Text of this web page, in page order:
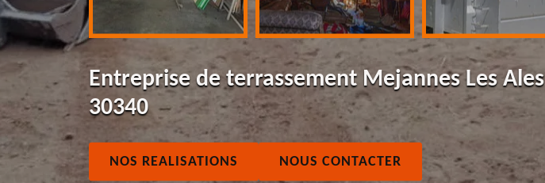
Entreprise de terrassement Mejannes Les Ales
30340
NOS REALISATIONS NOUS CONTACTER